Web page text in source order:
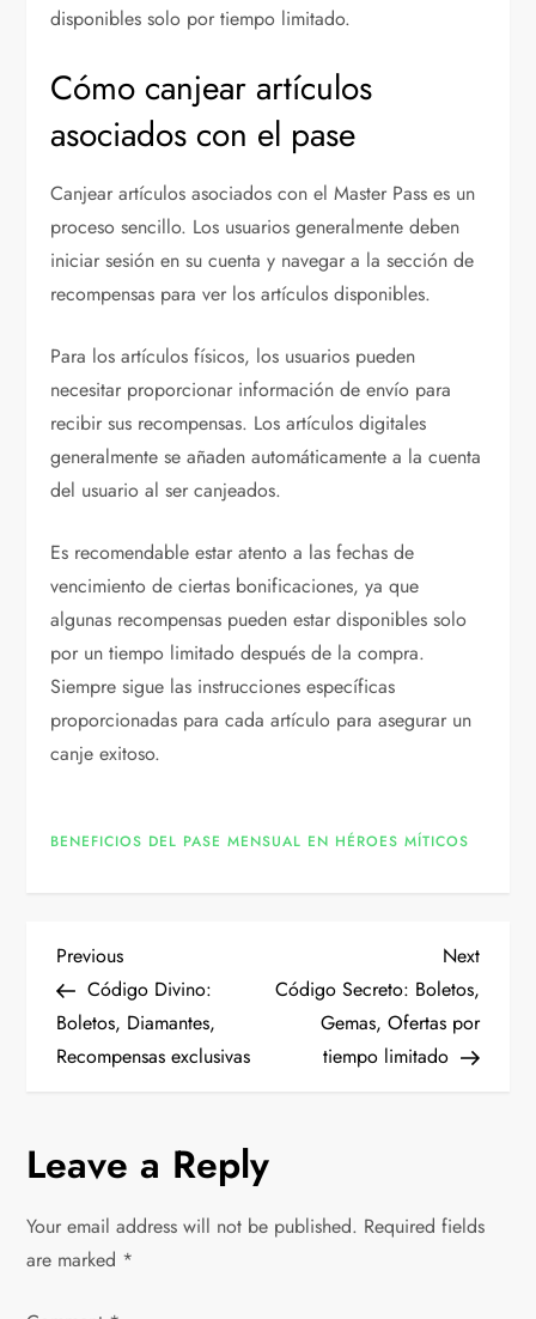
disponibles solo por tiempo limitado.
Cómo canjear artículos
asociados con el pase
Canjear artículos asociados con el Master Pass es un
proceso sencillo. Los usuarios generalmente deben
iniciar sesión en su cuenta y navegar a la sección de
recompensas para ver los artículos disponibles.
Para los artículos físicos, los usuarios pueden
necesitar proporcionar información de envío para
recibir sus recompensas. Los artículos digitales
generalmente se añaden automáticamente a la cuenta
del usuario al ser canjeados.
Es recomendable estar atento a las fechas de
vencimiento de ciertas bonificaciones, ya que
algunas recompensas pueden estar disponibles solo
por un tiempo limitado después de la compra.
Siempre sigue las instrucciones específicas
proporcionadas para cada artículo para asegurar un
canje exitoso.
BENEFICIOS DEL PASE MENSUAL EN HÉROES MÍTICOS
P
o
s
n
a
v
Previous
Post
Previous
Código Divino:
Boletos, Diamantes,
Recompensas exclusivas
Next
Post
Next
Código Secreto: Boletos,
Gemas, Ofertas por
tiempo limitado
Leave a Reply
Your email address will not be published. Required fields
are marked *